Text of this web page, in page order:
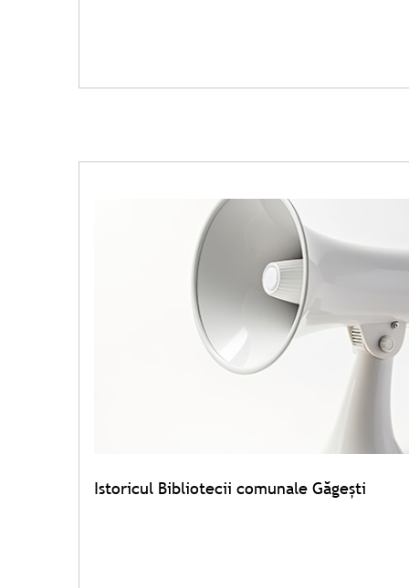
Istoricul Bibliotecii comunale Găgeşti